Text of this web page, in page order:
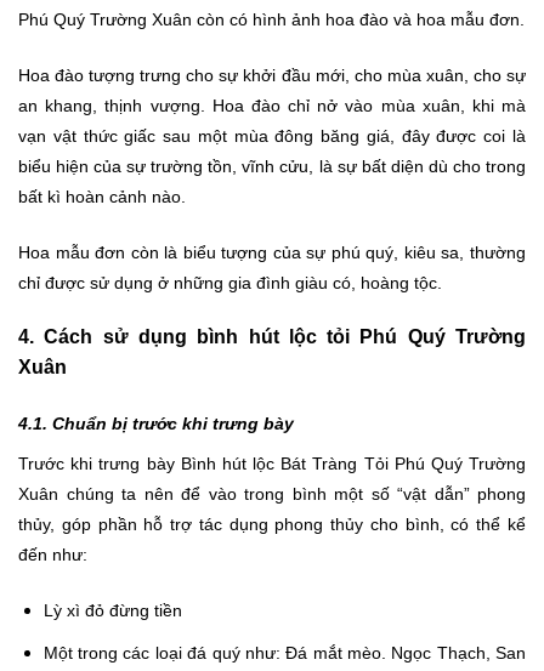
Phú Quý Trường Xuân còn có hình ảnh hoa đào và hoa mẫu đơn.
Hoa đào tượng trưng cho sự khởi đầu mới, cho mùa xuân, cho sự
an khang, thịnh vượng. Hoa đào chỉ nở vào mùa xuân, khi mà
vạn vật thức giấc sau một mùa đông băng giá, đây được coi là
biểu hiện của sự trường tồn, vĩnh cửu, là sự bất diện dù cho trong
bất kì hoàn cảnh nào.
Hoa mẫu đơn còn là biểu tượng của sự phú quý, kiêu sa, thường
chỉ được sử dụng ở những gia đình giàu có, hoàng tộc.
4. Cách sử dụng bình hút lộc tỏi Phú Quý Trường
Xuân
4.1. Chuẩn bị trước khi trưng bày
Trước khi trưng bày Bình hút lộc Bát Tràng Tỏi Phú Quý Trường
Xuân chúng ta nên để vào trong bình một số “vật dẫn” phong
thủy, góp phần hỗ trợ tác dụng phong thủy cho bình, có thể kể
đến như:
Lỳ xì đỏ đừng tiền
Một trong các loại đá quý như: Đá mắt mèo. Ngọc Thạch, San